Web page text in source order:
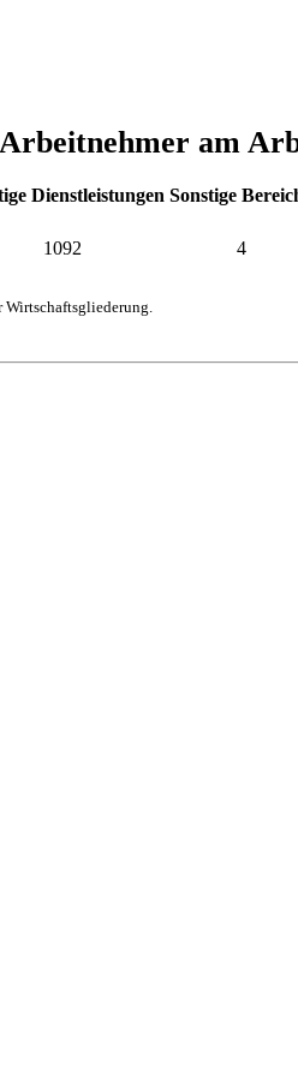
am
Dienstleistungen Sonstige
1092 4
Wirtschaftsgliederung.